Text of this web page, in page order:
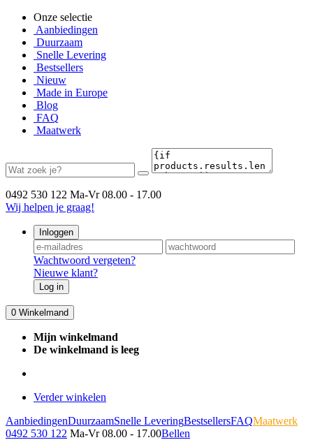
Onze selectie
Aanbiedingen
Duurzaam
Snelle Levering
Bestsellers
Nieuw
Made in Europe
Blog
FAQ
Maatwerk
0492 530 122 Ma-Vr 08.00 - 17.00
Wij helpen je graag!
Inloggen
Wachtwoord vergeten?
Nieuwe klant?
Log in
0 Winkelmand
Mijn winkelmand
De winkelmand is leeg
Verder winkelen
AanbiedingenDuurzaamSnelle LeveringBestsellersFAQMaatwerk
0492 530 122 Ma-Vr 08.00 - 17.00Bellen